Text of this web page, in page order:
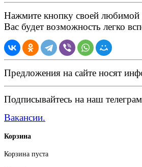
Нажмите кнопку своей любимой
Вас будет возможность легко
Предложения на сайте носят
Подписывайтесь на наш
Вакансии.
Корзина
Корзина пуста